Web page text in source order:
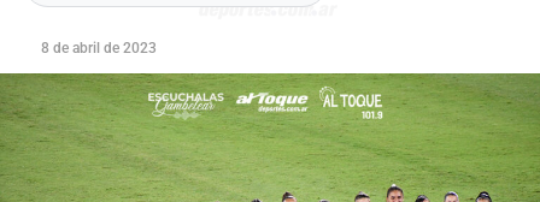
8 de abril de 2023